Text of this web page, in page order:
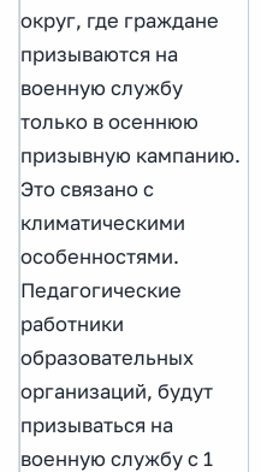
округ, где граждане
призываются на
военную службу
только в осеннюю
призывную кампанию.
Это связано с
климатическими
особенностями.
Педагогические
работники
образовательных
организаций, будут
призываться на
военную службу с 1